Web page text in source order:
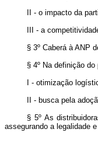
II - o impacto da
III - a
§ 3º Caberá à ANP
§ 4º Na definição
I - otimização
II - busca pela
§ 5º As
assegurando a legalidade